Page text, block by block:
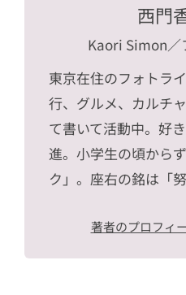
西門
Kaori Simon／
東京在住のフォトラ
行、グルメ、カルチ
て書いて活動中。好
進。小学生の頃から
ク」。座右の銘は「
著者のプロフィ